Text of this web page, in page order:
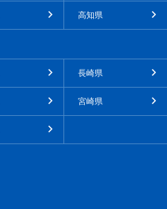
高知県
長崎県
宮崎県